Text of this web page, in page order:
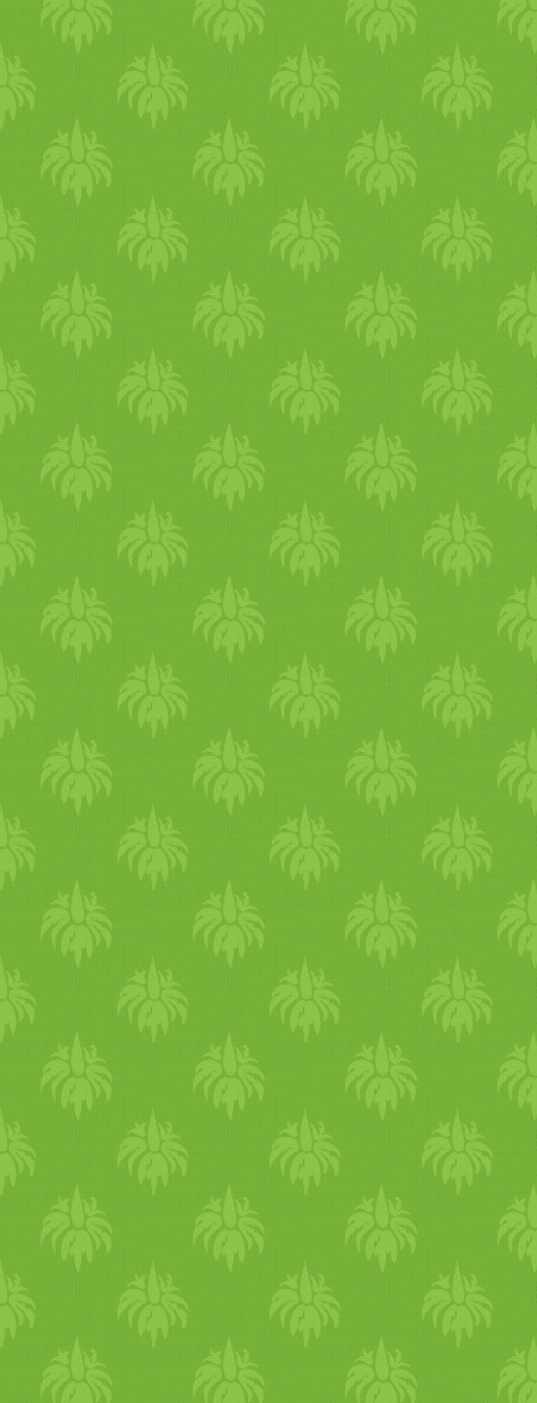
lángon, időnként
körülbelül 3-4 percig pirítjuk
a paprikákat, majd
hozzáadjuk a cukkinit is,
további 3-4 percig pirítjuk.
Megszórjuk pirospaprikával,
átforgatjuk és ráöntjük a
paradicsomot. Hozzáadjuk a
cukrot, majd sózzuk és
borsozzuk. A lángot a lehető
legkisebbre vesszük.
Állítólag a hagyományos
pisto-nak csak épphogy
bugyognia szabad. Fedő
nélkül, lassú tűzön főzzük
úgy 40 percig, amíg szépen
besűrűsödik és összeáll
krémesre. Tipp a tálaláshoz
Melegen vagy
szobahőmérsékleten az igazi.
Kínáljunk mellé ropogós